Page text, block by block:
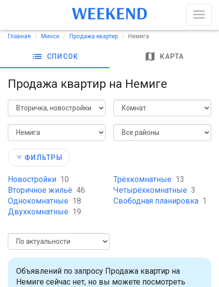
Главная Минск Продажа квартир Немига
list СПИСОК map КАРТА
Продажа квартир на Немиге
ФИЛЬТРЫ
Новостройки 10
Вторичное жильё 46
Однокомнатные 18
Двухкомнатные 19
Трёхкомнатные 13
Четырёхкомнатные 3
Свободная планировка 1
Объявлений по запросу Продажа квартир на
Немиге сейчас нет, но вы можете посмотреть